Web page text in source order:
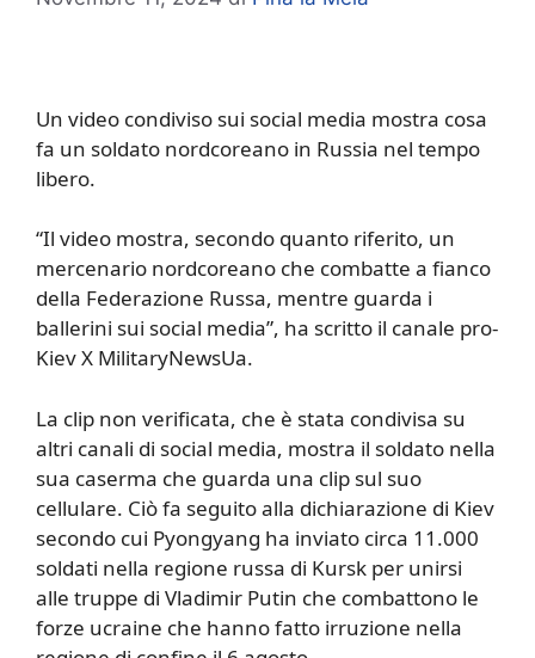
Un video condiviso sui social media mostra cosa
fa un soldato nordcoreano in Russia nel tempo
libero.
“Il video mostra, secondo quanto riferito, un
mercenario nordcoreano che combatte a fianco
della Federazione Russa, mentre guarda i
ballerini sui social media”, ha scritto il canale pro-
Kiev X MilitaryNewsUa.
La clip non verificata, che è stata condivisa su
altri canali di social media, mostra il soldato nella
sua caserma che guarda una clip sul suo
cellulare. Ciò fa seguito alla dichiarazione di Kiev
secondo cui Pyongyang ha inviato circa 11.000
soldati nella regione russa di Kursk per unirsi
alle truppe di Vladimir Putin che combattono le
forze ucraine che hanno fatto irruzione nella